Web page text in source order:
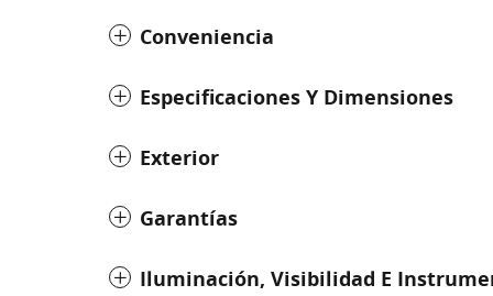
Conveniencia
Especificaciones Y Dimensiones
Exterior
Garantías
Iluminación, Visibilidad E